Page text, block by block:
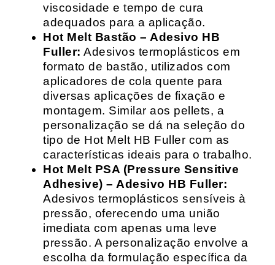
viscosidade e tempo de cura
adequados para a aplicação.
Hot Melt Bastão – Adesivo HB
Fuller: Adesivos termoplásticos em
formato de bastão, utilizados com
aplicadores de cola quente para
diversas aplicações de fixação e
montagem. Similar aos pellets, a
personalização se dá na seleção do
tipo de Hot Melt HB Fuller com as
características ideais para o trabalho.
Hot Melt PSA (Pressure Sensitive
Adhesive) – Adesivo HB Fuller:
Adesivos termoplásticos sensíveis à
pressão, oferecendo uma união
imediata com apenas uma leve
pressão. A personalização envolve a
escolha da formulação específica da